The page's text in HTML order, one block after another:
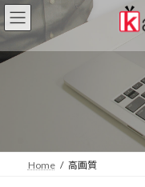
コ
ン
ン
プ
ナ
ビ
ー
動
Home 高画質